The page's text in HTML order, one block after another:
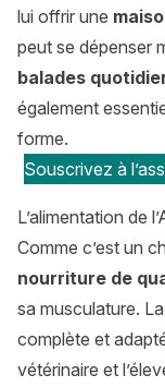
lui offrir une
peut se dépenser
balades
également
forme.
Souscrivez à
L’alimentation de
Comme c’est un
nourriture de
sa musculature.
complète et
vétérinaire et